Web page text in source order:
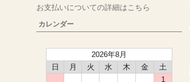
お支払いについての詳細はこちら
カレンダー
2026年8月
日
月 火 水 木 金
土
1